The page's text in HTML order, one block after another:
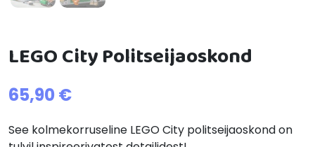
LEGO City Politseijaoskond
65,90 €
See kolmekorruseline LEGO City politseijaoskond on